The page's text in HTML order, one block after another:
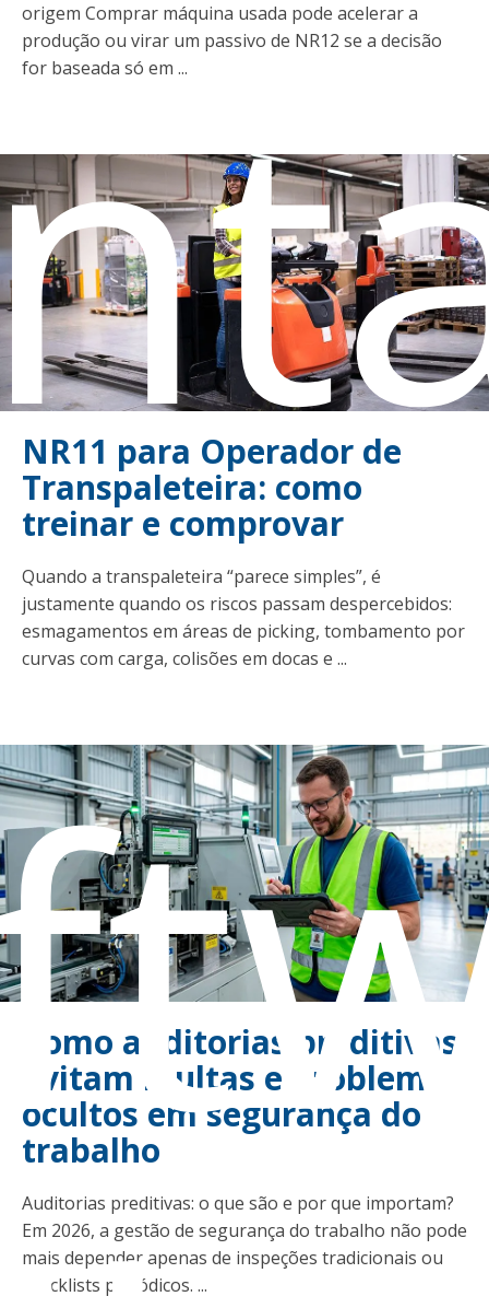
origem Comprar máquina usada pode acelerar a
produção ou virar um passivo de NR12 se a decisão
for baseada só em ...
NR11 para Operador de
Transpaleteira: como
treinar e comprovar
Quando a transpaleteira “parece simples”, é
justamente quando os riscos passam despercebidos:
esmagamentos em áreas de picking, tombamento por
curvas com carga, colisões em docas e ...
Como auditorias preditivas
evitam multas e problemas
ocultos em segurança do
trabalho
Auditorias preditivas: o que são e por que importam?
Em 2026, a gestão de segurança do trabalho não pode
mais depender apenas de inspeções tradicionais ou
checklists periódicos. ...